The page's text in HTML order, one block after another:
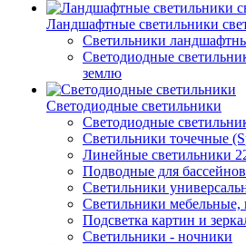
Ландшафтные светильники
Светильники
Светодиодные
землю
Светодиодные светильники
Светодиодные
Светильники точечные
Линейные светильники
Подводные для
Светильники
Светильники мебельные,
Подсветка картин и
Светильники - ночники